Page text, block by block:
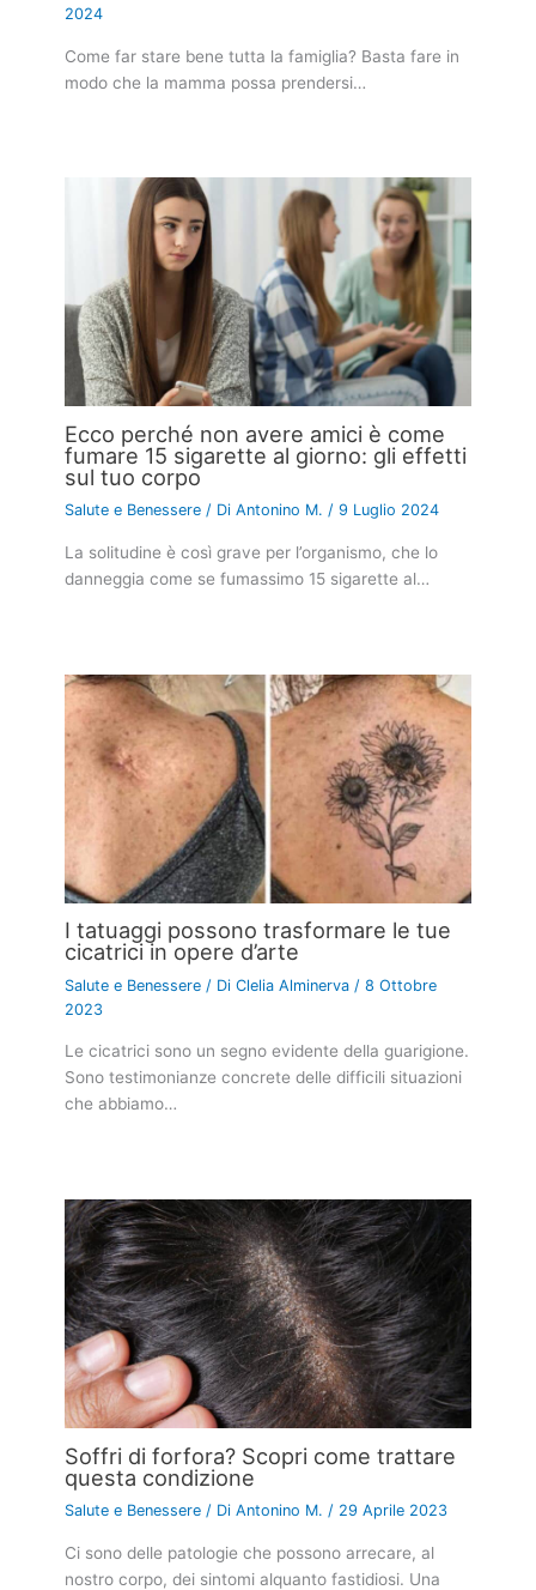
2024
Come far stare bene tutta la famiglia? Basta fare in
modo che la mamma possa prendersi…
Ecco perché non avere amici è come
fumare 15 sigarette al giorno: gli effetti
sul tuo corpo
Salute e Benessere / DiAntonino M./9 Luglio 2024
La solitudine è così grave per l’organismo, che lo
danneggia come se fumassimo 15 sigarette al…
I tatuaggi possono trasformare le tue
cicatrici in opere d’arte
Salute e Benessere / DiClelia Alminerva /8 Ottobre
2023
Le cicatrici sono un segno evidente della guarigione.
Sono testimonianze concrete delle difficili situazioni
che abbiamo…
Soffri di forfora? Scopri come trattare
questa condizione
Salute e Benessere / DiAntonino M. / 29 Aprile 2023
Ci sono delle patologie che possono arrecare, al
nostro corpo, dei sintomi alquanto fastidiosi. Una